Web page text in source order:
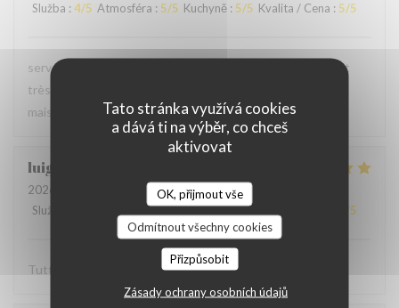
Tato stránka využívá cookies
a dává ti na výběr, co chceš
aktivovat
OK, přijmout vše
Odmítnout všechny cookies
Přizpůsobit
Zásady ochrany osobních údajů
Služba : 4/5 Atmosféra : 5/5 Kuchyně : 5/5 Kvalita / Cena : 5/5
serveur très agréable, les plats sont bien servis et surtout
très bons. Mention spéciale pour la mousse au chocolat
maison !
luigi
2026-06-07
- 14:30 - Hosté 2
Služba
Atmosféra:5/5 Kuchyně:5/5 /5
Tutto molto buono. Carbonade buonissima